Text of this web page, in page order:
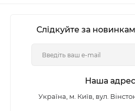
Слідкуйте за
Наша
Україна, м. Київ, вул.